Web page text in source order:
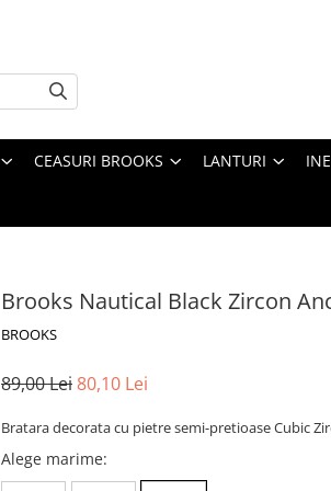
CEASURI BROOKS LANTURI
Brooks Nautical Black Zircon
BROOKS
89,00 Lei80,10 Lei
Bratara decorata cu pietre semi-pretioase Cubic
Alege marime: